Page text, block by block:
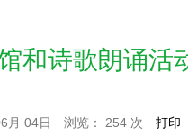
和诗歌朗诵活
月 04日 浏览： 254 次 打印